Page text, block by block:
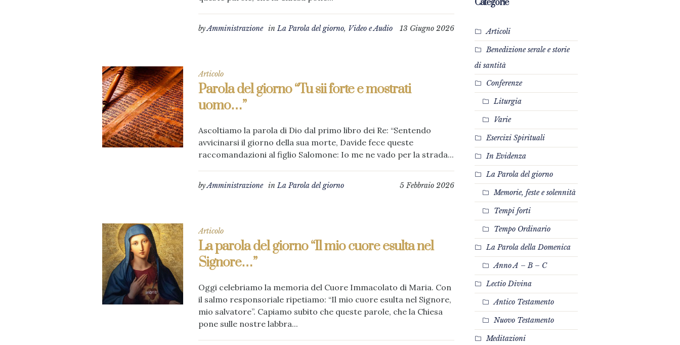
13 Giugno 2026
byAmministrazione inLa Parola del giorno, Video e Audio
Articolo
Parola del giorno “Tu sii forte e mostrati
uomo…”
Ascoltiamo la parola di Dio dal primo libro dei Re: “Sentendo
avvicinarsi il giorno della sua morte, Davide fece queste
raccomandazioni al figlio Salomone: Io me ne vado per la strada...
5 Febbraio 2026
byAmministrazione inLa Parola del giorno
Articolo
La parola del giorno “Il mio cuore esulta nel
Signore…”
Oggi celebriamo la memoria del Cuore Immacolato di Maria. Con
il salmo responsoriale ripetiamo: “Il mio cuore esulta nel Signore,
mio salvatore”. Capiamo subito che queste parole, che la Chiesa
pone sulle nostre labbra...
Categorie
Articoli
Benedizione serale e storie
di santità
Conferenze
Liturgia
Varie
Esercizi Spirituali
In Evidenza
La Parola del giorno
Memorie, feste e solennità
Tempi forti
Tempo Ordinario
La Parola della Domenica
Anno A – B – C
Lectio Divina
Antico Testamento
Nuovo Testamento
Meditazioni